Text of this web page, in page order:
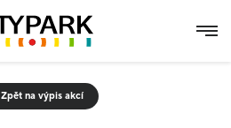
Zpět na výpis akcí